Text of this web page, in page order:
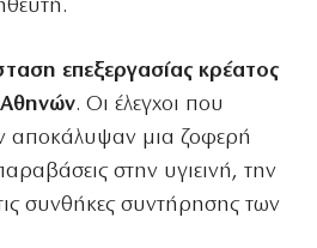
επεξεργασίας κρέατος
. Οι έλεγχοι που
αποκάλυψαν μια ζοφερή
στην υγιεινή, την
συνθήκες συντήρησης των